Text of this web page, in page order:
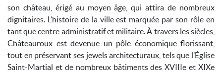
son château, érigé au moyen âge, qui attira de nombreux
dignitaires. L’histoire de la ville est marquée par son rôle en
tant que centre administratif et militaire. À travers les siècles,
Châteauroux est devenue un pôle économique florissant,
tout en préservant ses jewels architecturaux, tels que l’Église
Saint-Martial et de nombreux bâtiments des XVIIIe et XIXe